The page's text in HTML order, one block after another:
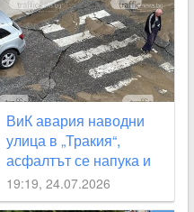
ВиК авария наводни
улица в „Тракия“,
асфалтът се напука и
пропада
19:19, 24.07.2026